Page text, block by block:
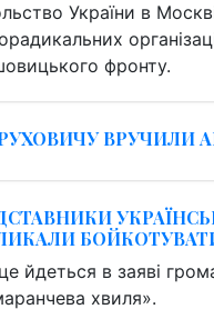
України в
фронту.
ВРУЧИЛИ
йдеться в заяві
хвиля».